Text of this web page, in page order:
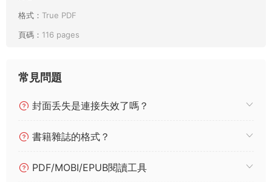
格式： True PDF
頁碼： 116 pages
常見問題
封面丢失是連接失效了嗎？
書籍雜誌的格式？
PDF/MOBI/EPUB閱讀工具